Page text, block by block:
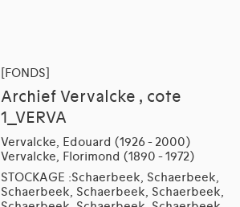
[FONDS]
Archief Vervalcke , cote
1_VERVA
Vervalcke, Edouard (1926 - 2000)
Vervalcke, Florimond (1890 - 1972)
STOCKAGE :Schaerbeek, Schaerbeek,
Schaerbeek, Schaerbeek, Schaerbeek,